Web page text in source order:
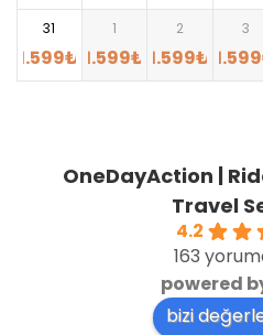
31
1.599₺
1
1.599₺
2
1.599₺
3
1.599
OneDayAction |
Travel
4.2
163
powered
bizi